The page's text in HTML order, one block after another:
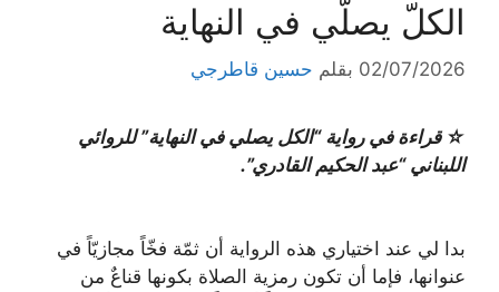
الكلّ يصلّي في النهاية
02/07/2026 بقلم حسين قاطرجي
☆ قراءة في رواية “الكل يصلي في النهاية” للروائي
اللبناني “عبد الحكيم القادري”.
بدا لي عند اختياري هذه الرواية أن ثمّة فخّاً مجازيّاً في
عنوانها، فإما أن تكون رمزية الصلاة بكونها قناعٌ من